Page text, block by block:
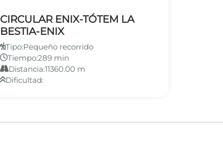
CIRCULAR ENIX-TÓTEM LA
BESTIA-ENIX
Tipo:Pequeño recorrido
Tiempo:289 min
Distancia:11360.00 m
Dificultad: